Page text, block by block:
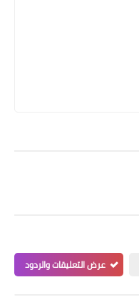
عرض التعليقات والردود